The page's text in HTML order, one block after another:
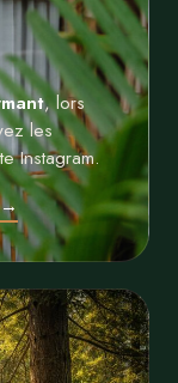
, lors
les
Instagram.